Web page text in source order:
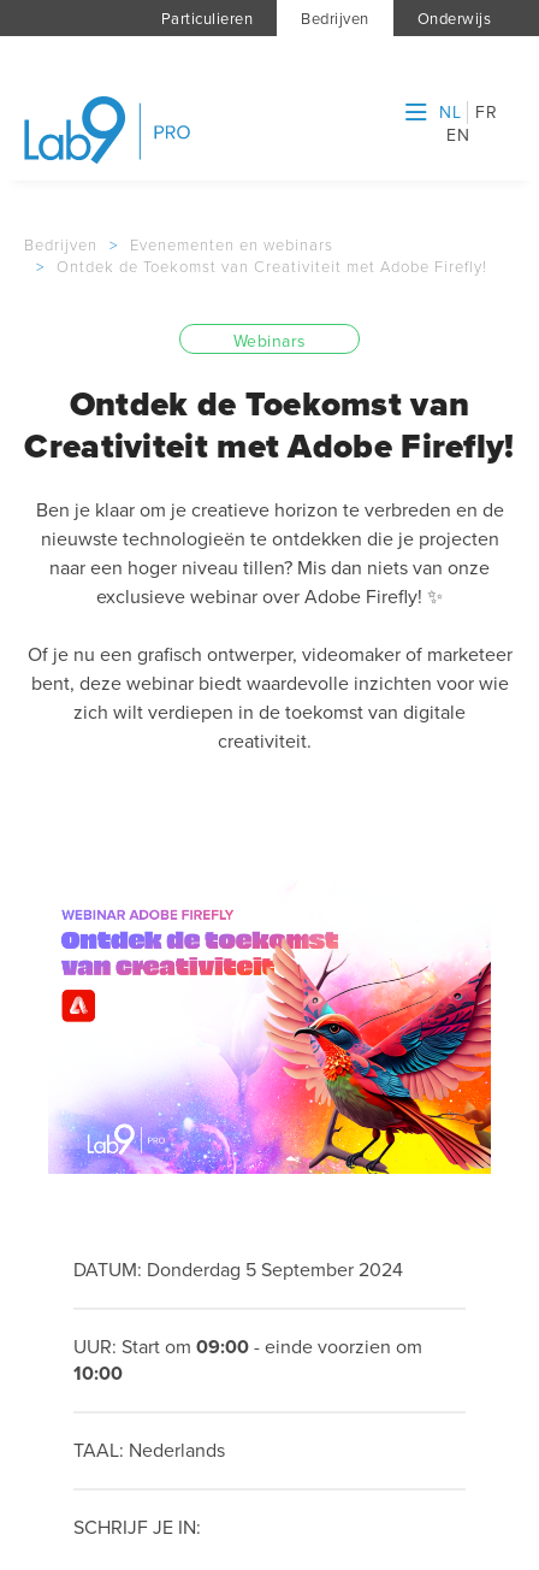
Particulieren Bedrijven Onderwijs
NL
FR
EN
Bedrijven >
Evenementen en webinars
>
Ontdek de Toekomst van Creativiteit met Adobe Firefly!
Webinars
Ontdek de Toekomst van
Creativiteit met Adobe Firefly!
Ben je klaar om je creatieve horizon te verbreden en de
nieuwste technologieën te ontdekken die je projecten
naar een hoger niveau tillen? Mis dan niets van onze
exclusieve webinar over Adobe Firefly! ✨
Of je nu een grafisch ontwerper, videomaker of marketeer
bent, deze webinar biedt waardevolle inzichten voor wie
zich wilt verdiepen in de toekomst van digitale
creativiteit.
DATUM: Donderdag 5 September 2024
UUR: Start om 09:00- einde voorzien om
10:00
TAAL: Nederlands
SCHRIJF JE IN: